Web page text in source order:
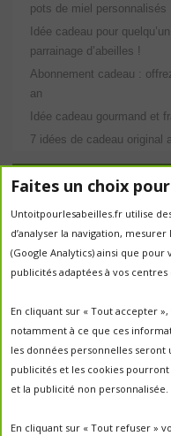
Faites un choix
Untoitpourlesabeilles.fr utilise
d’analyser la navigation,
(Google Analytics) ainsi que
publicités adaptées à vos centres
En cliquant sur « Tout accepter
notamment à ce que ces
les données personnelles
publicités et les cookies
et la publicité non personnalisée.
En cliquant sur « Tout refuser »
pots de miel personnalisés
Idée cadeau pour
parrainage d’abeilles !
Abonnement cadeau :
an
Idée cadeau gourmand et
7 idées de cadeau original
Étiquettes
abeille
apiculteur apiculteurs
autrefois biodiversité
essaimage
ruche Maroc miel
français
portes
rencontre